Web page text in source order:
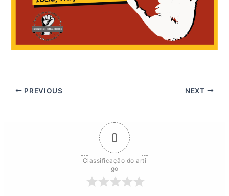
PREVIOUS NEXT
0
Classificação do arti
go